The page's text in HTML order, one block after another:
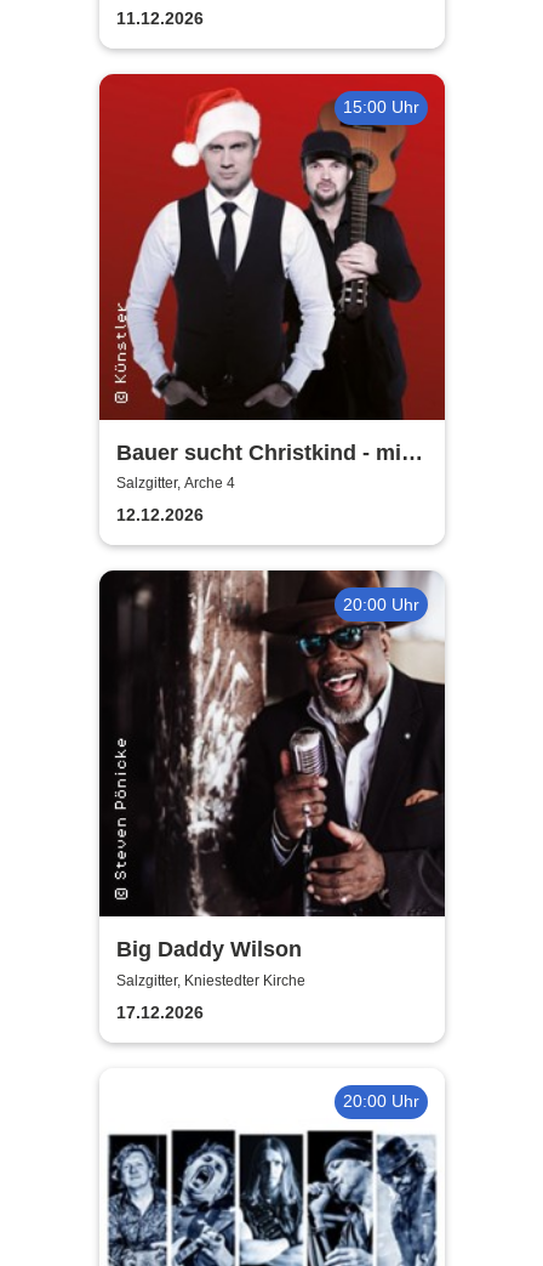
11.12.2026
15:00 Uhr
Bauer sucht Christkind - mit
Ralf Bauer & Pat Fritz
Salzgitter, Arche 4
12.12.2026
20:00 Uhr
Big Daddy Wilson
Salzgitter, Kniestedter Kirche
17.12.2026
20:00 Uhr